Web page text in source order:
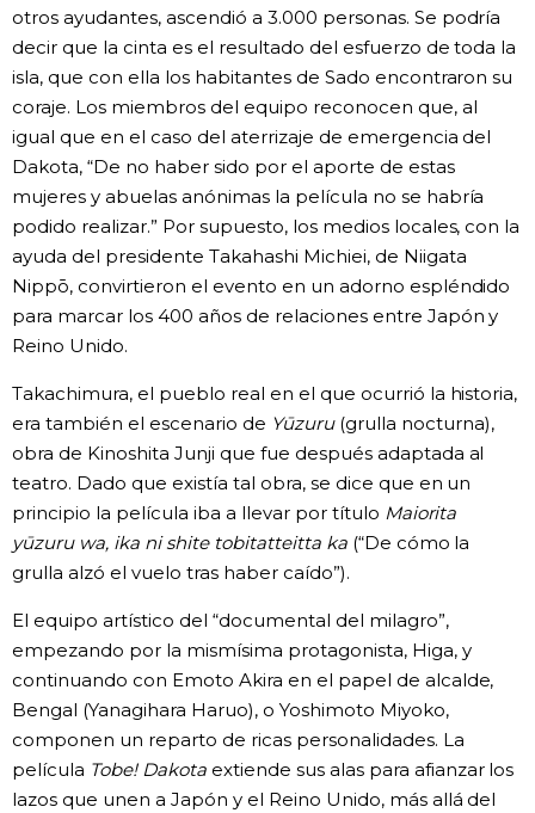
otros ayudantes, ascendió a 3.000 personas. Se podría
decir que la cinta es el resultado del esfuerzo de toda la
isla, que con ella los habitantes de Sado encontraron su
coraje. Los miembros del equipo reconocen que, al
igual que en el caso del aterrizaje de emergencia del
Dakota, “De no haber sido por el aporte de estas
mujeres y abuelas anónimas la película no se habría
podido realizar.” Por supuesto, los medios locales, con la
ayuda del presidente Takahashi Michiei, de Niigata
Nippō, convirtieron el evento en un adorno espléndido
para marcar los 400 años de relaciones entre Japón y
Reino Unido.
Takachimura, el pueblo real en el que ocurrió la historia,
era también el escenario de Yūzuru (grulla nocturna),
obra de Kinoshita Junji que fue después adaptada al
teatro. Dado que existía tal obra, se dice que en un
principio la película iba a llevar por título Maiorita
yūzuru wa, ika ni shite tobitatteitta ka(“De cómo la
grulla alzó el vuelo tras haber caído”).
El equipo artístico del “documental del milagro”,
empezando por la mismísima protagonista, Higa, y
continuando con Emoto Akira en el papel de alcalde,
Bengal (Yanagihara Haruo), o Yoshimoto Miyoko,
componen un reparto de ricas personalidades. La
película Tobe! Dakotaextiende sus alas para afianzar los
lazos que unen a Japón y el Reino Unido, más allá del